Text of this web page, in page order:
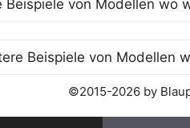
©2015-2026 by